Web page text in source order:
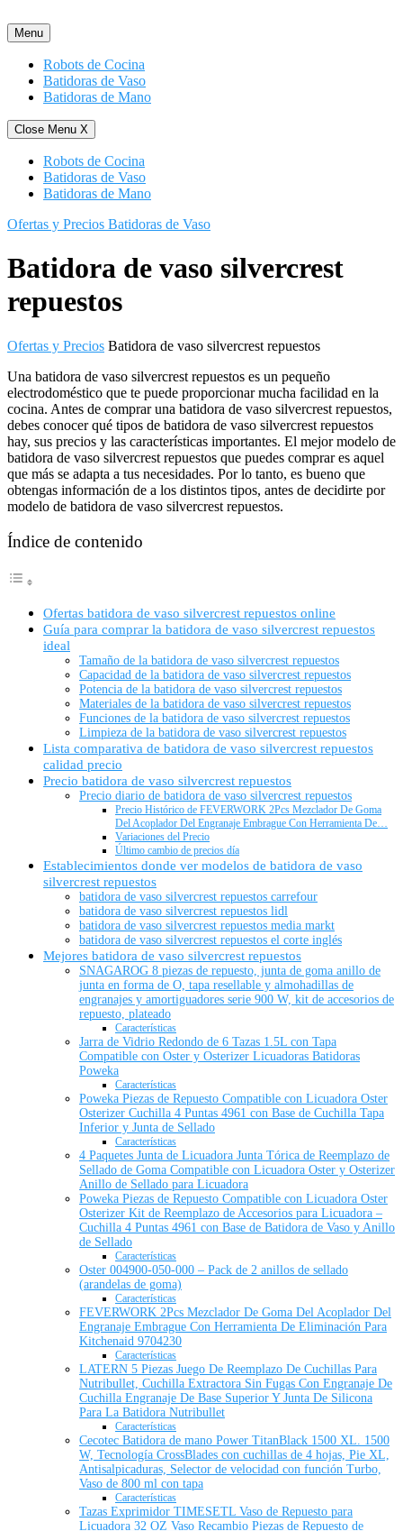
al
contenido
Menu
Robots de Cocina
Batidoras de Vaso
Batidoras de Mano
Close Menu X
Robots de Cocina
Batidoras de Vaso
Batidoras de Mano
Ofertas y Precios Batidoras de Vaso
Batidora de vaso silvercrest
repuestos
Ofertas y Precios Batidora de vaso silvercrest repuestos
Una batidora de vaso silvercrest repuestos es un pequeño
electrodoméstico que te puede proporcionar mucha facilidad en la
cocina. Antes de comprar una batidora de vaso silvercrest repuestos,
debes conocer qué tipos de batidora de vaso silvercrest repuestos
hay, sus precios y las características importantes. El mejor modelo de
batidora de vaso silvercrest repuestos que puedes comprar es aquel
que más se adapta a tus necesidades. Por lo tanto, es bueno que
obtengas información de a los distintos tipos, antes de decidirte por
modelo de batidora de vaso silvercrest repuestos.
Índice de contenido
Ofertas batidora de vaso silvercrest repuestos online
Guía para comprar la batidora de vaso silvercrest repuestos
ideal
Tamaño de la batidora de vaso silvercrest repuestos
Capacidad de la batidora de vaso silvercrest repuestos
Potencia de la batidora de vaso silvercrest repuestos
Materiales de la batidora de vaso silvercrest repuestos
Funciones de la batidora de vaso silvercrest repuestos
Limpieza de la batidora de vaso silvercrest repuestos
Lista comparativa de batidora de vaso silvercrest repuestos
calidad precio
Precio batidora de vaso silvercrest repuestos
Precio diario de batidora de vaso silvercrest repuestos
Precio Histórico de FEVERWORK 2Pcs Mezclador De Goma
Del Acoplador Del Engranaje Embrague Con Herramienta De…
Variaciones del Precio
Último cambio de precios día
Establecimientos donde ver modelos de batidora de vaso
silvercrest repuestos
batidora de vaso silvercrest repuestos carrefour
batidora de vaso silvercrest repuestos lidl
batidora de vaso silvercrest repuestos media markt
batidora de vaso silvercrest repuestos el corte inglés
Mejores batidora de vaso silvercrest repuestos
SNAGAROG 8 piezas de repuesto, junta de goma anillo de
junta en forma de O, tapa resellable y almohadillas de
engranajes y amortiguadores serie 900 W, kit de accesorios de
repuesto, plateado
Características
Jarra de Vidrio Redondo de 6 Tazas 1.5L con Tapa
Compatible con Oster y Osterizer Licuadoras Batidoras
Poweka
Características
Poweka Piezas de Repuesto Compatible con Licuadora Oster
Osterizer Cuchilla 4 Puntas 4961 con Base de Cuchilla Tapa
Inferior y Junta de Sellado
Características
4 Paquetes Junta de Licuadora Junta Tórica de Reemplazo de
Sellado de Goma Compatible con Licuadora Oster y Osterizer
Anillo de Sellado para Licuadora
Poweka Piezas de Repuesto Compatible con Licuadora Oster
Osterizer Kit de Reemplazo de Accesorios para Licuadora –
Cuchilla 4 Puntas 4961 con Base de Batidora de Vaso y Anillo
de Sellado
Características
Oster 004900-050-000 – Pack de 2 anillos de sellado
(arandelas de goma)
Características
FEVERWORK 2Pcs Mezclador De Goma Del Acoplador Del
Engranaje Embrague Con Herramienta De Eliminación Para
Kitchenaid 9704230
Características
LATERN 5 Piezas Juego De Reemplazo De Cuchillas Para
Nutribullet, Cuchilla Extractora Sin Fugas Con Engranaje De
Cuchilla Engranaje De Base Superior Y Junta De Silicona
Para La Batidora Nutribullet
Características
Cecotec Batidora de mano Power TitanBlack 1500 XL. 1500
W, Tecnología CrossBlades con cuchillas de 4 hojas, Pie XL,
Antisalpicaduras, Selector de velocidad con función Turbo,
Vaso de 800 ml con tapa
Características
Tazas Exprimidor TIMESETL Vaso de Repuesto para
Licuadora 32 OZ Vaso Recambio Piezas de Repuesto de